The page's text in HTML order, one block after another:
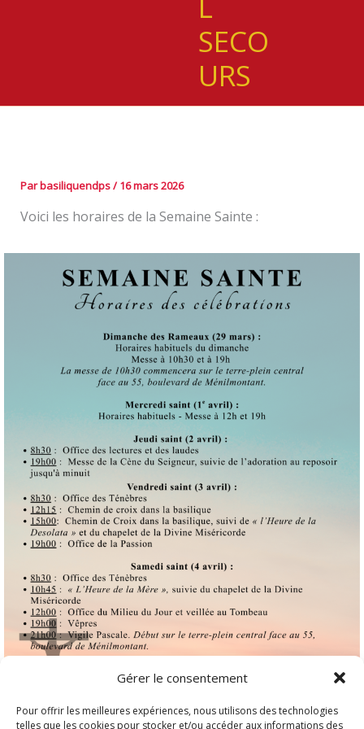
Gérer le consentement
Pour offrir les meilleures expériences, nous utilisons des technologies
telles que les cookies pour stocker et/ou accéder aux informations des
SECO
URS
Parbasiliquendps/ 16 mars 2026
Voici les horaires de la Semaine Sainte :